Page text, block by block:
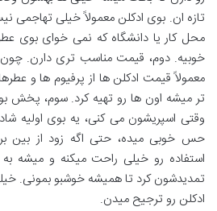
تازه ان. بوی ادکلن معمولاً خیلی
محل کار یا دانشگاه که نمی خوای بوی
خوبیه. دوم، قیمت مناسب تری دارن.
معمولاً قیمت ادکلن ها از پرفیوم ها و
تر میشه اون ها رو تهیه کرد. سوم، پخش
وقتی اسپریشون می کنی، یه بوی
حس خوبی میده، حتی اگه زود از بین
استفاده رو خیلی راحت میکنه و میشه
تمدیدشون کرد تا همیشه خوشبو بمونی.
ادکلن رو ترجیح میدن.